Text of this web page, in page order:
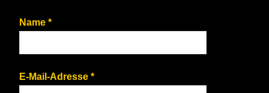
Name *
E-Mail-Adresse *